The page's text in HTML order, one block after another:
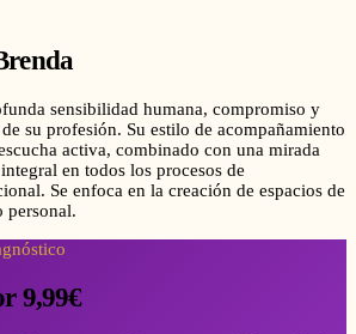
sensibilidad humana, compromiso y
su profesión. Su estilo de acompañamiento
activa, combinado con una mirada
en todos los procesos de
Se enfoca en la creación de espacios de
personal.
9,99€